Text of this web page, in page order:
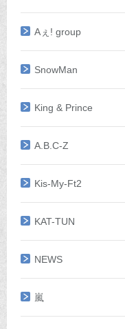
Aぇ! group
SnowMan
King & Prince
A.B.C-Z
Kis-My-Ft2
KAT-TUN
NEWS
嵐